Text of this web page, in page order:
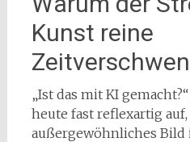
Kunst reine
„Ist das mit KI
heute fast reflexartig
außergewöhnliches